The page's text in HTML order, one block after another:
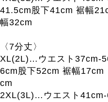
41.5cm股下41cm 裾幅
幅32cm
〈7分丈〉
XL(2L)…ウエスト37cm-
6cm股下52cm 裾幅17cm
cm
2XL(3L)…ウエスト